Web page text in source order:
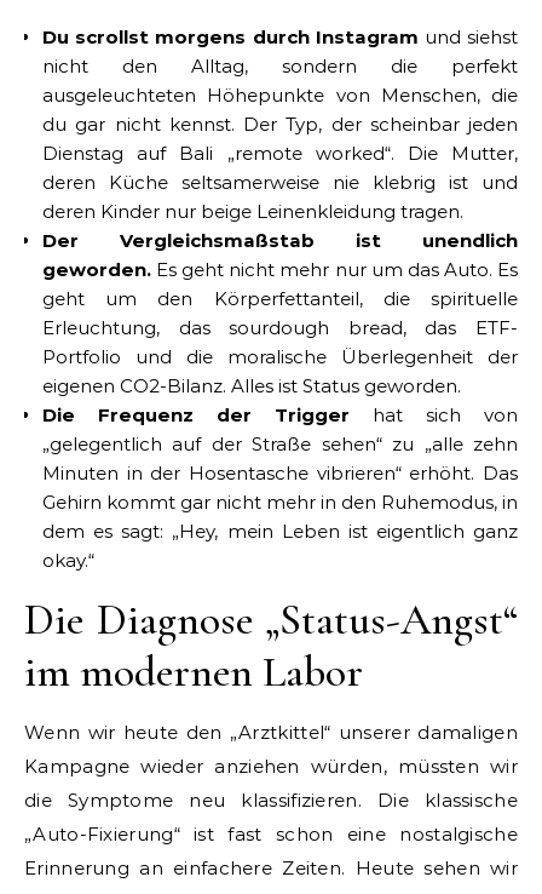
Du scrollst morgens durch Instagram und siehst
nicht den Alltag, sondern die perfekt
ausgeleuchteten Höhepunkte von Menschen, die
du gar nicht kennst. Der Typ, der scheinbar jeden
Dienstag auf Bali „remote worked“. Die Mutter,
deren Küche seltsamerweise nie klebrig ist und
deren Kinder nur beige Leinenkleidung tragen.
Der Vergleichsmaßstab ist unendlich
geworden. Es geht nicht mehr nur um das Auto. Es
geht um den Körperfettanteil, die spirituelle
Erleuchtung, das sourdough bread, das ETF-
Portfolio und die moralische Überlegenheit der
eigenen CO2-Bilanz. Alles ist Status geworden.
Die Frequenz der Trigger hat sich von
„gelegentlich auf der Straße sehen“ zu „alle zehn
Minuten in der Hosentasche vibrieren“ erhöht. Das
Gehirn kommt gar nicht mehr in den Ruhemodus, in
dem es sagt: „Hey, mein Leben ist eigentlich ganz
okay.“
Die Diagnose „Status-Angst“
im modernen Labor
Wenn wir heute den „Arztkittel“ unserer damaligen
Kampagne wieder anziehen würden, müssten wir
die Symptome neu klassifizieren. Die klassische
„Auto-Fixierung“ ist fast schon eine nostalgische
Erinnerung an einfachere Zeiten. Heute sehen wir